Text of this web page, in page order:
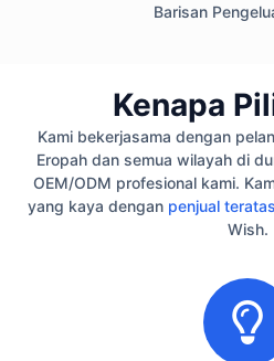
Barisan
Kenapa
Kami bekerjasama dengan
Eropah dan semua wilayah di
OEM/ODM profesional kami.
yang kaya dengan penjual
Wish.